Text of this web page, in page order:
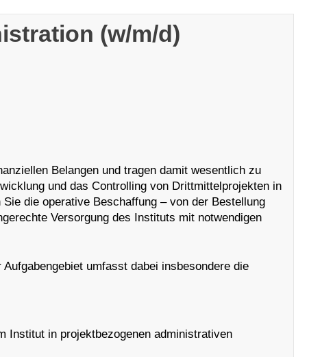
(w/m/d)
Belangen und tragen damit wesentlich zu
und das Controlling von Drittmittelprojekten in
die operative Beschaffung – von der Bestellung
Versorgung des Instituts mit notwendigen
umfasst dabei insbesondere die
Institut in projektbezogenen administrativen